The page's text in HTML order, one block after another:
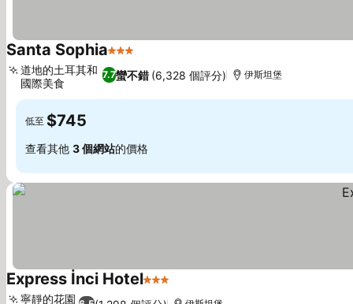
Santa Sophia3 星級
7.7蠻不錯 (6,328 個評分)
道地的土耳其和
國際美食
伊斯坦堡
低至 $745
查看其他 3 個網站的價格
Express İnci Hotel3 星級
寧靜的花園